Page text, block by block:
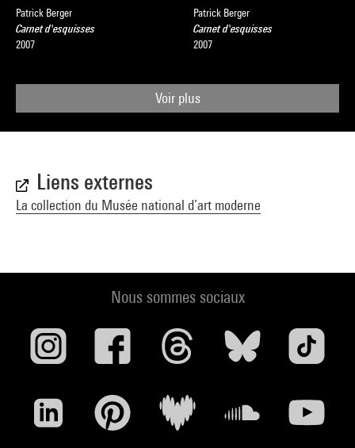
Patrick Berger
Carnet d'esquisses
2007
Patrick Berger
Carnet d'esquisses
2007
Voir plus
Liens externes
La collection du Musée national d’art moderne
Nous sommes sociaux